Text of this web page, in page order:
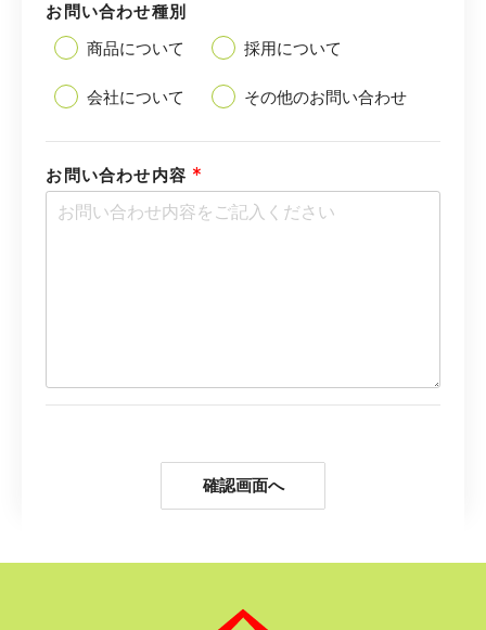
お問い合わせ種別
商品について
採用について
会社について その他のお問い合わせ
お問い合わせ内容 *